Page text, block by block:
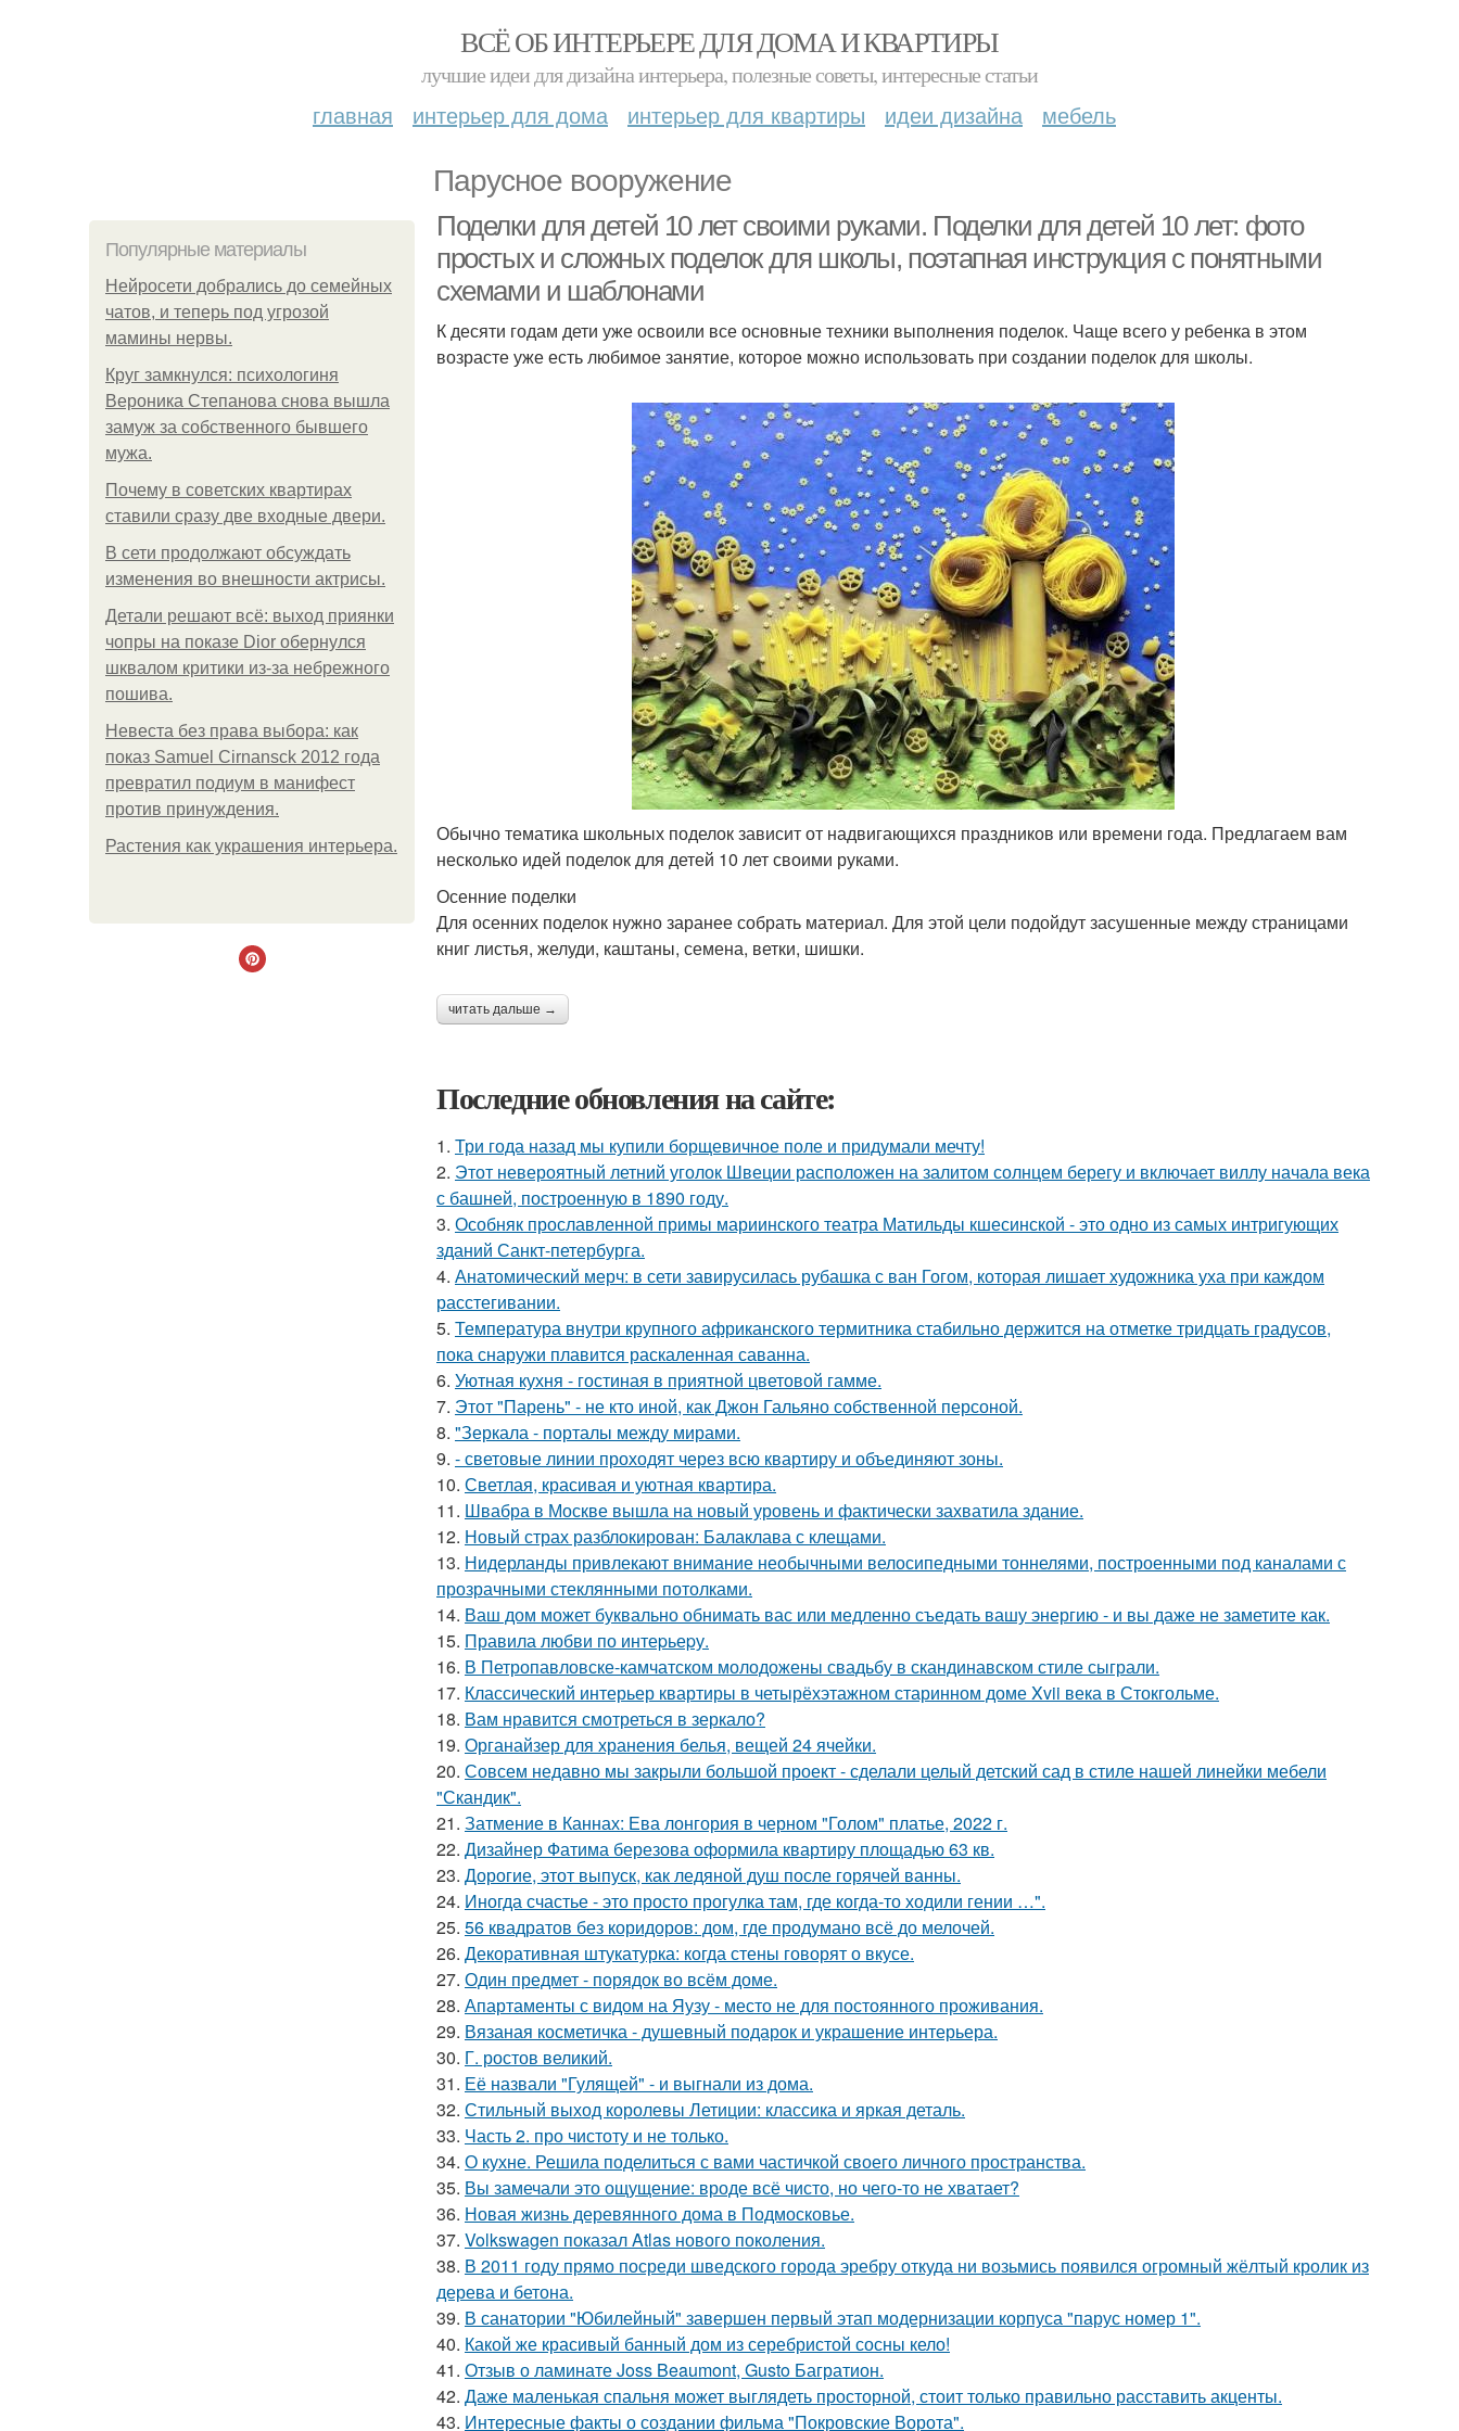
ВСЁ ОБ ИНТЕРЬЕРЕ ДЛЯ ДОМА И КВАРТИРЫ
лучшие идеи для дизайна интерьера, полезные советы, интересные статьи
главная интерьер для дома интерьер для квартиры идеи дизайна мебель
Парусное вооружение
Популярные материалы
Нейросети добрались до семейных
чатов, и теперь под угрозой
мамины нервы.
Круг замкнулся: психологиня
Вероника Степанова снова вышла
замуж за собственного бывшего
мужа.
Почему в советских квартирах
ставили сразу две входные двери.
В сети продолжают обсуждать
изменения во внешности актрисы.
Детали решают всё: выход приянки
чопры на показе Dior обернулся
шквалом критики из-за небрежного
пошива.
Невеста без права выбора: как
показ Samuel Cirnansck 2012 года
превратил подиум в манифест
против принуждения.
Растения как украшения интерьера.
Поделки для детей 10 лет своими руками. Поделки для детей 10 лет: фото
простых и сложных поделок для школы, поэтапная инструкция с понятными
схемами и шаблонами
К десяти годам дети уже освоили все основные техники выполнения поделок. Чаще всего у ребенка в этом
возрасте уже есть любимое занятие, которое можно использовать при создании поделок для школы.
Обычно тематика школьных поделок зависит от надвигающихся праздников или времени года. Предлагаем вам
несколько идей поделок для детей 10 лет своими руками.
Осенние поделки
Для осенних поделок нужно заранее собрать материал. Для этой цели подойдут засушенные между страницами
книг листья, желуди, каштаны, семена, ветки, шишки.
читать дальше →
Последние обновления на сайте:
1. Три года назад мы купили борщевичное поле и придумали мечту!
2. Этот невероятный летний уголок Швеции расположен на залитом солнцем берегу и включает виллу начала века
с башней, построенную в 1890 году.
3. Особняк прославленной примы мариинского театра Матильды кшесинской - это одно из самых интригующих
зданий Санкт-петербурга.
4. Анатомический мерч: в сети завирусилась рубашка с ван Гогом, которая лишает художника уха при каждом
расстегивании.
5. Температура внутри крупного африканского термитника стабильно держится на отметке тридцать градусов,
пока снаружи плавится раскаленная саванна.
6. Уютная кухня - гостиная в приятной цветовой гамме.
7. Этот "Парень" - не кто иной, как Джон Гальяно собственной персоной.
8. "Зеркала - порталы между мирами.
9. - световые линии проходят через всю квартиру и объединяют зоны.
10. Светлая, красивая и уютная квартира.
11. Швабра в Москве вышла на новый уровень и фактически захватила здание.
12. Новый страх разблокирован: Балаклава с клещами.
13. Нидерланды привлекают внимание необычными велосипедными тоннелями, построенными под каналами с
прозрачными стеклянными потолками.
14. Ваш дом может буквально обнимать вас или медленно съедать вашу энергию - и вы даже не заметите как.
15. Правила любви по интеpьеpу.
16. В Петропавловске-камчатском молодожены свадьбу в скандинавском стиле сыграли.
17. Классический интерьер квартиры в четырёхэтажном старинном доме Xvii века в Стокгольме.
18. Вам нравится смотреться в зеркало?
19. Органайзер для хранения белья, вещей 24 ячейки.
20. Совсем недавно мы закрыли большой проект - сделали целый детский сад в стиле нашей линейки мебели
"Скандик".
21. Затмение в Каннах: Ева лонгория в черном "Голом" платье, 2022 г.
22. Дизайнер Фатима березова оформила квартиру площадью 63 кв.
23. Дорогие, этот выпуск, как ледяной душ после горячей ванны.
24. Иногда счастье - это просто прогулка там, где когда-то ходили гении …".
25. 56 квадратов без коридоров: дом, где продумано всё до мелочей.
26. Декоративная штукатурка: когда стены говорят о вкусе.
27. Один предмет - порядок во всём доме.
28. Апартаменты с видом на Яузу - место не для постоянного проживания.
29. Вязаная косметичка - душевный подарок и украшение интерьера.
30. Г. ростов великий.
31. Её назвали "Гулящей" - и выгнали из дома.
32. Стильный выход королевы Летиции: классика и яркая деталь.
33. Часть 2. про чистоту и не только.
34. О кухне. Решила поделиться с вами частичкой своего личного пространства.
35. Вы замечали это ощущение: вроде всё чисто, но чего-то не хватает?
36. Новая жизнь деревянного дома в Подмосковье.
37. Volkswagen показал Atlas нового поколения.
38. В 2011 году прямо посреди шведского города эребру откуда ни возьмись появился огромный жёлтый кролик из
дерева и бетона.
39. В санатории "Юбилейный" завершен первый этап модернизации корпуса "парус номер 1".
40. Какой же красивый банный дом из серебристой сосны кело!
41. Отзыв о ламинате Joss Beaumont, Gusto Багратион.
42. Даже маленькая спальня может выглядеть просторной, стоит только правильно расставить акценты.
43. Интересные факты о создании фильма "Покровские Ворота".